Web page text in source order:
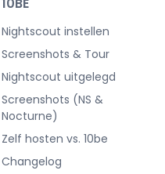
Nightscout instellen
Screenshots & Tour
Nightscout uitgelegd
Screenshots (NS &
Nocturne)
Zelf hosten vs. 10be
Changelog